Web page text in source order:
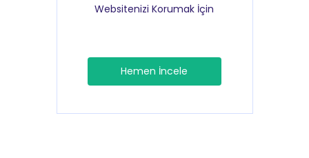
Websitenizi Korumak İçin
Hemen İncele